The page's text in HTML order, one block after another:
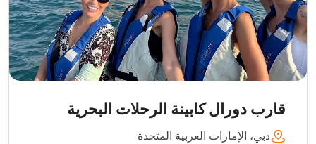
قارب دورال كابينة الرحلات البحرية
دبي، الإمارات العربية المتحدة